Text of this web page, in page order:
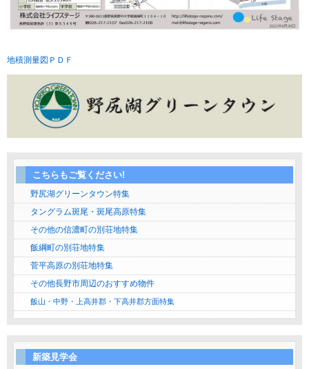
地積測量図ＰＤＦ
こちらもご覧ください!
野尻湖グリーンタウン特集
タングラム斑尾・斑尾高原特集
その他の信濃町の別荘地特集
飯綱町の別荘地特集
菅平高原の別荘地特集
その他長野市周辺のおすすめ物件
飯山・中野・上高井郡・下高井郡方面特集
新築見学会